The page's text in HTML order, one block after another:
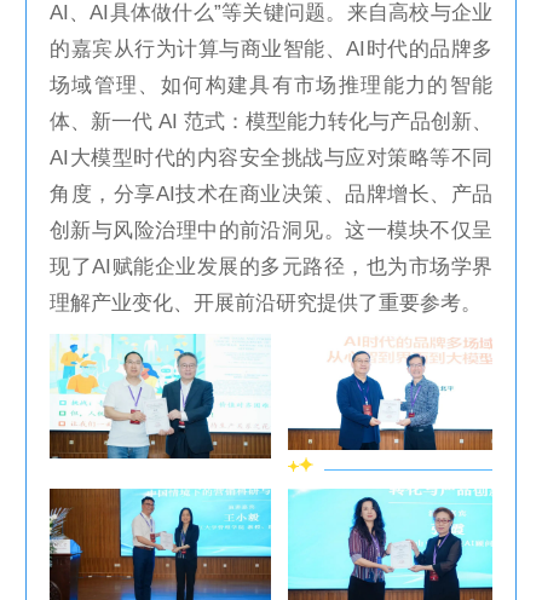
AI、AI具体做什么”等关键问题。来自高校与企业
的嘉宾从行为计算与商业智能、AI时代的品牌多
场域管理、如何构建具有市场推理能力的智能
体、新一代 AI 范式：模型能力转化与产品创新、
AI大模型时代的内容安全挑战与应对策略等不同
角度，分享AI技术在商业决策、品牌增长、产品
创新与风险治理中的前沿洞见。这一模块不仅呈
现了AI赋能企业发展的多元路径，也为市场学界
理解产业变化、开展前沿研究提供了重要参考。